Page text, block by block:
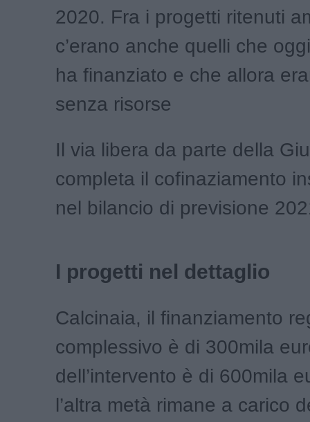
2020. Fra i progetti ritenuti
c’erano anche quelli che
ha finanziato e che allora
senza risorse
Il via libera da parte della
completa il cofinaziamento
nel bilancio di previsione
I progetti nel dettaglio
Calcinaia, il finanziamento
complessivo è di 300mila
dell’intervento è di 600mila
l’altra metà rimane a carico